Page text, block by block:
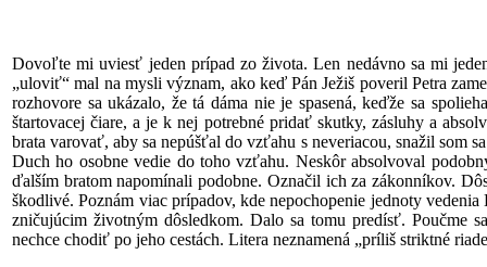
Dovoľte mi uviesť jeden prípad zo života. Len nedávno sa mi
„uloviť“ mal na mysli význam, ako keď Pán Ježiš poveril Petra
rozhovore sa ukázalo, že tá dáma nie je spasená, keďže sa
štartovacej čiare, a je k nej potrebné pridať skutky, zásluhy a
brata varovať, aby sa nepúšťal do vzťahu s neveriacou, snažil som
Duch ho osobne vedie do toho vzťahu. Neskôr absolvoval
ďalším bratom napomínali podobne. Označil ich za zákonníkov.
škodlivé. Poznám viac prípadov, kde nepochopenie jednoty
zničujúcim životným dôsledkom. Dalo sa tomu predísť. Poučme
nechce chodiť po jeho cestách. Litera neznamená „príliš striktné